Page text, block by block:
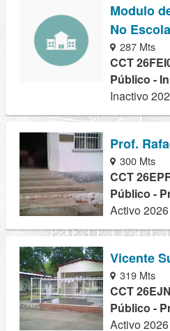
Modulo
No
287 Mts
CCT
Público -
Inactivo
Prof.
300 Mts
CCT
Público -
Activo 2026
Vicente
319 Mts
CCT
Público -
Activo 2026